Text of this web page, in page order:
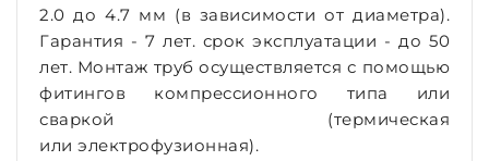
2.0 до 4.7 мм (в зависимости от диаметра).
Гарантия - 7 лет. срок эксплуатации - до 50
лет. Монтаж труб осуществляется с помощью
фитингов компрессионного типа или
сваркой (термическая
или электрофузионная).